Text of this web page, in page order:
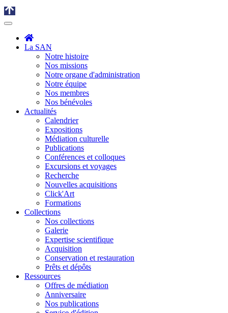
La SAN
Notre histoire
Nos missions
Notre organe d'administration
Notre équipe
Nos membres
Nos bénévoles
Actualités
Calendrier
Expositions
Médiation culturelle
Publications
Conférences et colloques
Excursions et voyages
Recherche
Nouvelles acquisitions
Click'Art
Formations
Collections
Nos collections
Galerie
Expertise scientifique
Acquisition
Conservation et restauration
Prêts et dépôts
Ressources
Offres de médiation
Anniversaire
Nos publications